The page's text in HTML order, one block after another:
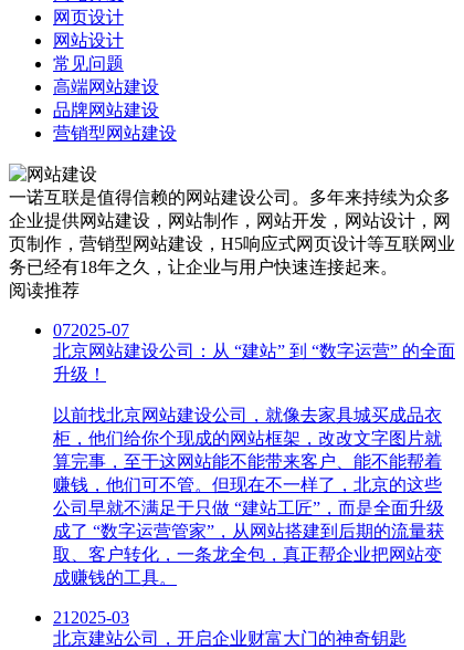
网页设计
网站设计
常见问题
高端网站建设
品牌网站建设
营销型网站建设
一诺互联是值得信赖的网站建设公司。多年来持续为众多
企业提供网站建设，网站制作，网站开发，网站设计，网
页制作，营销型网站建设，H5响应式网页设计等互联网业
务已经有18年之久，让企业与用户快速连接起来。
阅读推荐
072025-07
北京网站建设公司：从 “建站” 到 “数字运营” 的全面
升级！
以前找北京网站建设公司，就像去家具城买成品衣
柜，他们给你个现成的网站框架，改改文字图片就
算完事，至于这网站能不能带来客户、能不能帮着
赚钱，他们可不管。但现在不一样了，北京的这些
公司早就不满足于只做 “建站工匠”，而是全面升级
成了 “数字运营管家”，从网站搭建到后期的流量获
取、客户转化，一条龙全包，真正帮企业把网站变
成赚钱的工具。
21 2025-03
北京建站公司，开启企业财富大门的神奇钥匙